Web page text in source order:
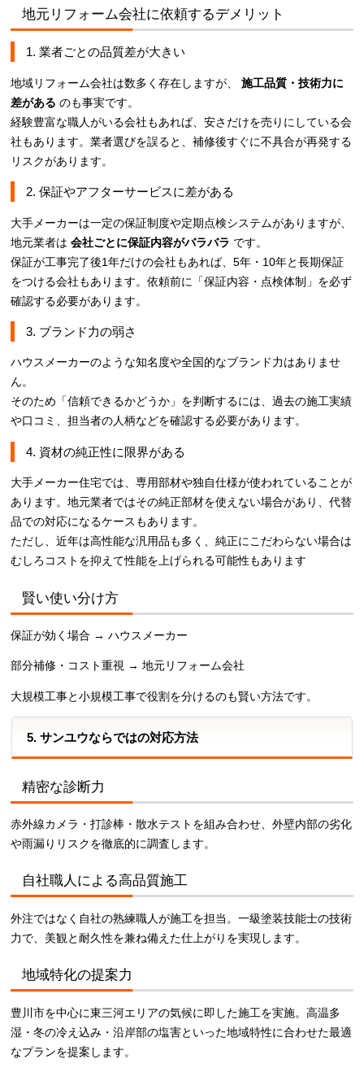
地元リフォーム会社に依頼するデメリット
1. 業者ごとの品質差が大きい
地域リフォーム会社は数多く存在しますが、施工品質・技術力に
差がある のも事実です。
経験豊富な職人がいる会社もあれば、安さだけを売りにしている会
社もあります。業者選びを誤ると、補修後すぐに不具合が再発する
リスクがあります。
2. 保証やアフターサービスに差がある
大手メーカーは一定の保証制度や定期点検システムがありますが、
地元業者は会社ごとに保証内容がバラバラ です。
保証が工事完了後1年だけの会社もあれば、5年・10年と長期保証
をつける会社もあります。依頼前に「保証内容・点検体制」を必ず
確認する必要があります。
3. ブランド力の弱さ
ハウスメーカーのような知名度や全国的なブランド力はありませ
ん。
そのため「信頼できるかどうか」を判断するには、過去の施工実績
や口コミ、担当者の人柄などを確認する必要があります。
4. 資材の純正性に限界がある
大手メーカー住宅では、専用部材や独自仕様が使われていることが
あります。地元業者ではその純正部材を使えない場合があり、代替
品での対応になるケースもあります。
ただし、近年は高性能な汎用品も多く、純正にこだわらない場合は
むしろコストを抑えて性能を上げられる可能性もあります
賢い使い分け方
保証が効く場合 → ハウスメーカー
部分補修・コスト重視 → 地元リフォーム会社
大規模工事と小規模工事で役割を分けるのも賢い方法です。
5. サンユウならではの対応方法
精密な診断力
赤外線カメラ・打診棒・散水テストを組み合わせ、外壁内部の劣化
や雨漏りリスクを徹底的に調査します。
自社職人による高品質施工
外注ではなく自社の熟練職人が施工を担当。一級塗装技能士の技術
力で、美観と耐久性を兼ね備えた仕上がりを実現します。
地域特化の提案力
豊川市を中心に東三河エリアの気候に即した施工を実施。高温多
湿・冬の冷え込み・沿岸部の塩害といった地域特性に合わせた最適
なプランを提案します。